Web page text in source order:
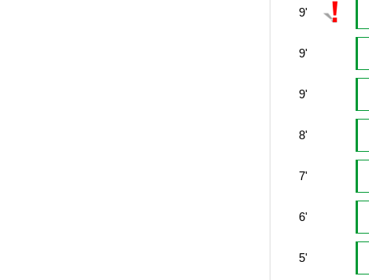
9'
9'
9'
8'
7'
6'
5'